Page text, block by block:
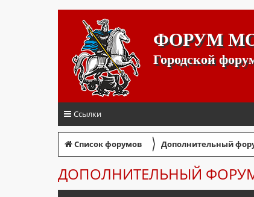
ФОРУМ
Городской
Ссылки
Список форумов 〉 Дополнительный
ДОПОЛНИТЕЛЬНЫЙ